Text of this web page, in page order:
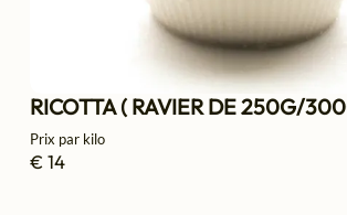
RICOTTA ( RAVIER DE 250G/
Prix par kilo
€ 14